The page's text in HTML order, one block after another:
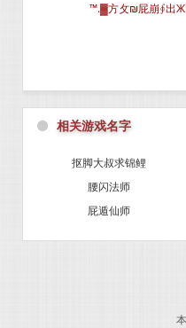
™.▓方攵₪屁崩∮出
⚫ 相关游戏名字
抠脚大叔求锦鲤
腰闪法师
屁遁仙师